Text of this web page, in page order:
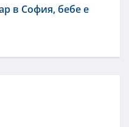
в София, бебе е